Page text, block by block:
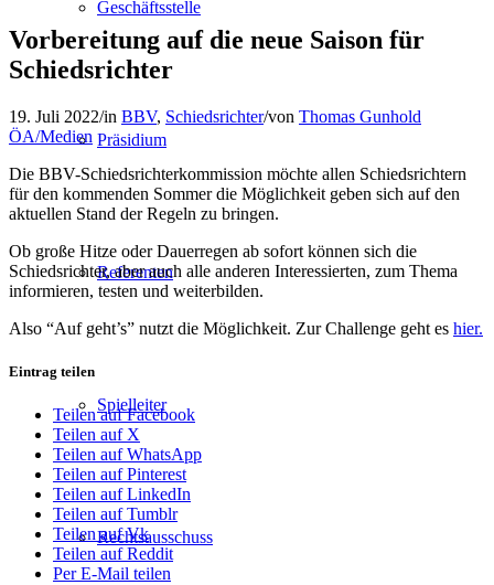
Geschäftsstelle
Präsidium
Referenten
Spielleiter
Rechtsausschuss
Vorbereitung auf die neue Saison für
Schiedsrichter
19. Juli 2022/in BBV, Schiedsrichter/von Thomas Gunhold
ÖA/Medien
Die BBV-Schiedsrichterkommission möchte allen Schiedsrichtern
für den kommenden Sommer die Möglichkeit geben sich auf den
aktuellen Stand der Regeln zu bringen.
Ob große Hitze oder Dauerregen ab sofort können sich die
Schiedsrichter, aber auch alle anderen Interessierten, zum Thema
informieren, testen und weiterbilden.
Also “Auf geht’s” nutzt die Möglichkeit. Zur Challenge geht es hier.
Eintrag teilen
Teilen auf Facebook
Teilen auf X
Teilen auf WhatsApp
Teilen auf Pinterest
Teilen auf LinkedIn
Teilen auf Tumblr
Teilen auf Vk
Teilen auf Reddit
Per E-Mail teilen